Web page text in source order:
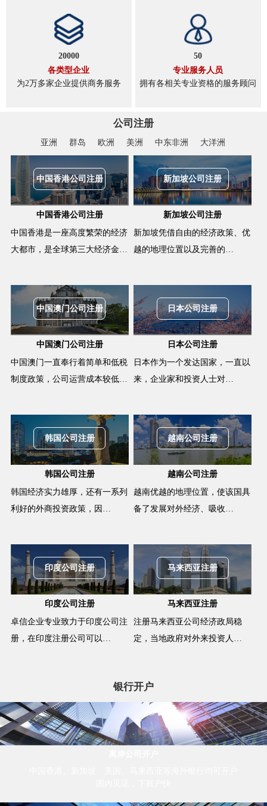
20000
各类型企业
为2万多家企业提供商务服务
50
专业服务人员
拥有各相关专业资格的服务顾问
公司注册
亚洲 群岛 欧洲 美洲 中东非洲 大洋洲
中国香港公司注册
中国香港公司注册
中国香港是一座高度繁荣的经济
大都市，是全球第三大经济金…
新加坡公司注册
新加坡公司注册
新加坡凭借自由的经济政策、优
越的地理位置以及完善的…
中国澳门公司注册
中国澳门公司注册
中国澳门一直奉行着简单和低税
制度政策，公司运营成本较低…
日本公司注册
日本公司注册
日本作为一个发达国家，一直以
来，企业家和投资人士对…
韩国公司注册
韩国公司注册
韩国经济实力雄厚，还有一系列
利好的外商投资政策，因…
越南公司注册
越南公司注册
越南优越的地理位置，使该国具
备了发展对外经济、吸收…
印度公司注册
印度公司注册
卓信企业专业致力于印度公司注
册，在印度注册公司可以…
马来西亚注册
马来西亚注册
注册马来西亚公司经济政局稳
定，当地政府对外来投资人…
银行开户